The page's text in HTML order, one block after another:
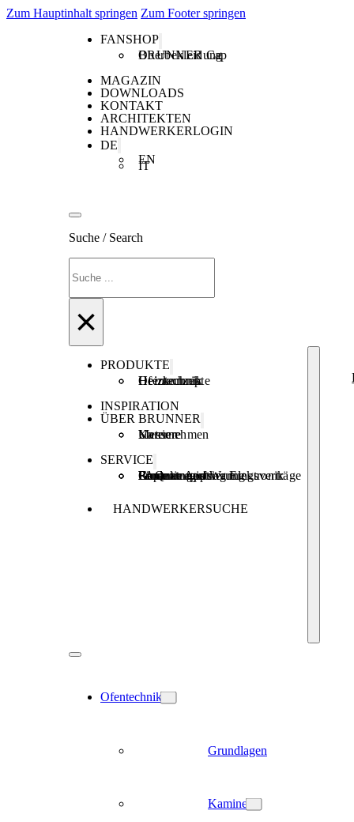
Zum Hauptinhalt springen Zum Footer springen
FANSHOP
Oberbekleidung
BRUNNER Cap
MAGAZIN
DOWNLOADS
KONTAKT
ARCHITEKTEN
HANDWERKERLOGIN
DE
EN
IT
Suche / Search
×
PRODUKTE
Ofentechnik
Heiztechnik
Heizkonzepte
INSPIRATION
ÜBER BRUNNER
Unternehmen
Karriere
Messen
SERVICE
Produktregistrierung
Brunner Apps
FAQ
Förderungen
Garantie und Wartungsverträge
Reparaturauftrag Elektronik
HANDWERKERSUCHE
Ofentechnik
Grundlagen
Kamine